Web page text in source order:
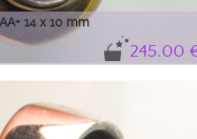
14 x 10 mm
245.00
AA+ multicolore avec des zones
été fabriquée au Royaume-Uni et le